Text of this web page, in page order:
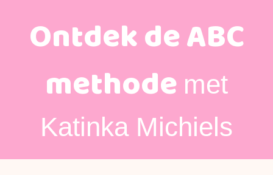
Ontdek de ABC
methode met
Katinka Michiels